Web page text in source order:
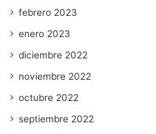
febrero 2023
enero 2023
diciembre 2022
noviembre 2022
octubre 2022
septiembre 2022